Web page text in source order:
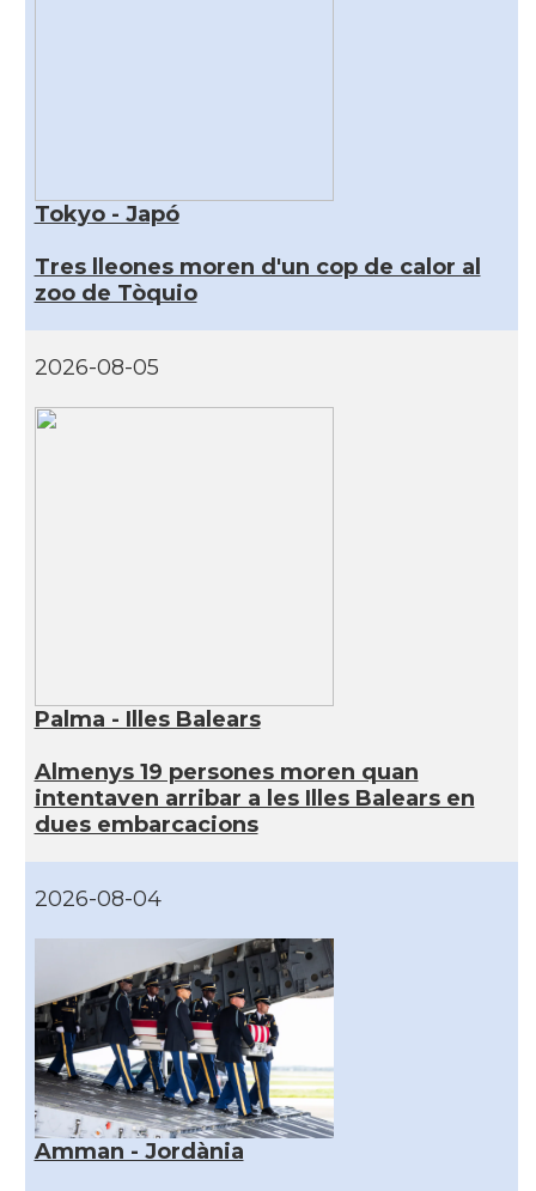
Tokyo - Japó
Tres lleones moren d'un cop de calor al
zoo de Tòquio
2026-08-05
Palma - Illes Balears
Almenys 19 persones moren quan
intentaven arribar a les Illes Balears en
dues embarcacions
2026-08-04
Amman - Jordània